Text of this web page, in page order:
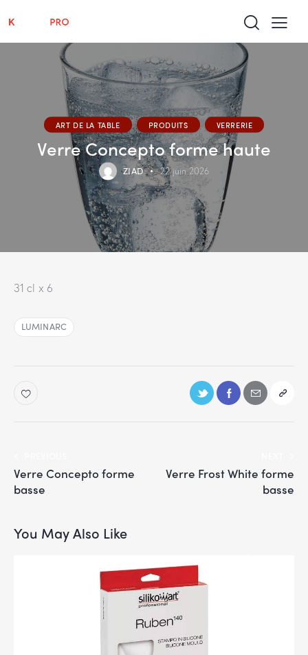
ART DE LA TABLE PRODUITS VERRERIE
Verre Concepto forme haute
ZIAD 22 juin 2026
31 cl x 6
LUMINARC
Verre Concepto forme
basse
Verre Frost White forme
basse
You May Also Like